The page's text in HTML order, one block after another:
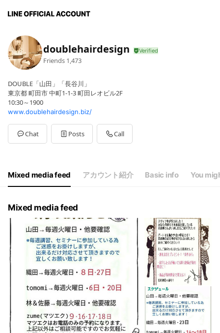
doublehairdesign
Friends 1,473
DOUBLE「山田」「長谷川」
東京都 町田市 中町1-1-3 町田レオビル2F
10:30～1900
www.doublehairdesign.biz/
Chat Posts Call
Mixed media feed アカウント紹介 Basic info You
Mixed media feed